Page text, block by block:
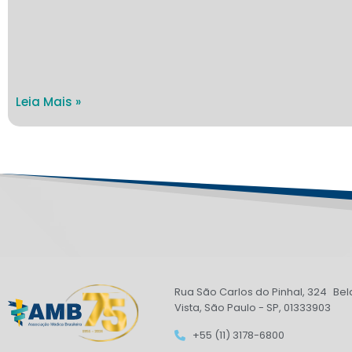
Leia Mais »
Rua São Carlos do Pinhal, 324
Vista, São Paulo - SP, 01333903
+55 (11) 3178-6800